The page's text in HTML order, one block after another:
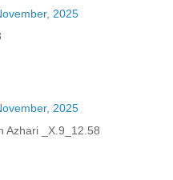
2025
2025
Azhari _X.9_12.58